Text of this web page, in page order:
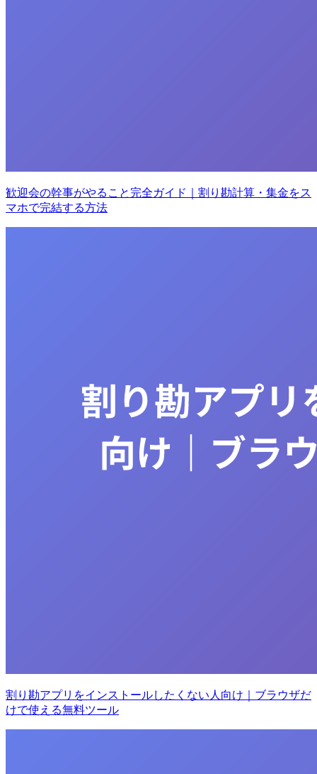
歓迎会の幹事がやること完全ガイド｜割り勘計算・集金をス
マホで完結する方法
割り勘アプリをインストールしたくない人向け｜ブラウザだ
けで使える無料ツール